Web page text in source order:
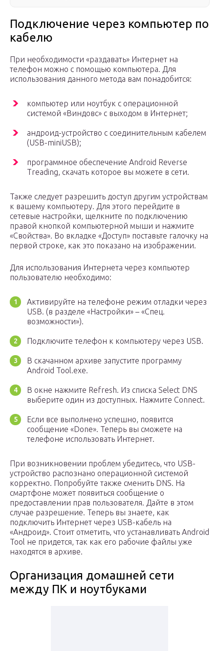
Подключение через компьютер по
кабелю
При необходимости «раздавать» Интернет на
телефон можно с помощью компьютера. Для
использования данного метода вам понадобится:
компьютер или ноутбук с операционной
системой «Виндовс» с выходом в Интернет;
андроид-устройство с соединительным кабелем
(USB-miniUSB);
программное обеспечение Android Reverse
Treading, скачать которое вы можете в сети.
Также следует разрешить доступ другим устройствам
к вашему компьютеру. Для этого перейдите в
сетевые настройки, щелкните по подключению
правой кнопкой компьютерной мыши и нажмите
«Свойства». Во вкладке «Доступ» поставьте галочку на
первой строке, как это показано на изображении.
Для использования Интернета через компьютер
пользователю необходимо:
Активируйте на телефоне режим отладки через
USB. (в разделе «Настройки» – «Спец.
возможности»).
Подключите телефон к компьютеру через USB.
В скачанном архиве запустите программу
Android Tool.exe.
В окне нажмите Refresh. Из списка Select DNS
выберите один из доступных. Нажмите Connect.
Если все выполнено успешно, появится
сообщение «Done». Теперь вы сможете на
телефоне использовать Интернет.
При возникновении проблем убедитесь, что USB-
устройство распознано операционной системой
корректно. Попробуйте также сменить DNS. На
смартфоне может появиться сообщение о
предоставлении прав пользователя. Дайте в этом
случае разрешение. Теперь вы знаете, как
подключить Интернет через USB-кабель на
«Андроид». Стоит отметить, что устанавливать Android
Tool не придется, так как его рабочие файлы уже
находятся в архиве.
Организация домашней сети
между ПК и ноутбуками